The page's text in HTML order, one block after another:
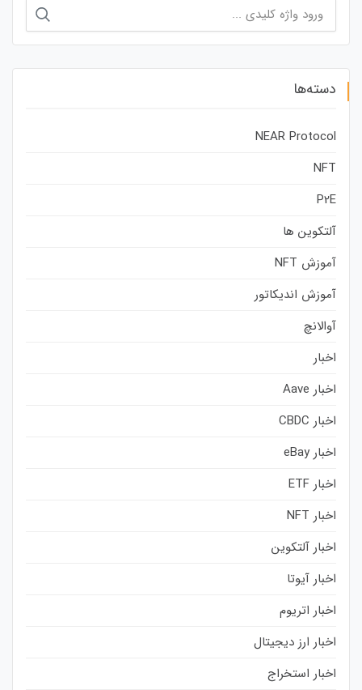
برای:
دسته‌ها
NEAR Protocol
NFT
P2E
آلتکوین ها
آموزش NFT
آموزش اندیکاتور
آوالانچ
اخبار
اخبار Aave
اخبار CBDC
اخبار eBay
اخبار ETF
اخبار NFT
اخبار آلتکوین
اخبار آیوتا
اخبار اتریوم
اخبار ارز دیجیتال
اخبار استخراج